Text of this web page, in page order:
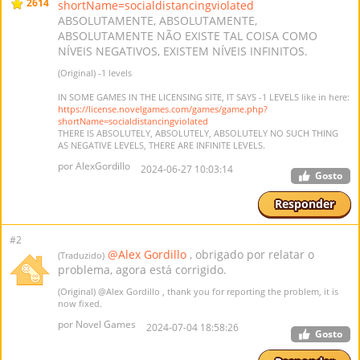
2614
shortName=socialdistancingviolated
ABSOLUTAMENTE, ABSOLUTAMENTE,
ABSOLUTAMENTE NÃO EXISTE TAL COISA COMO
NÍVEIS NEGATIVOS, EXISTEM NÍVEIS INFINITOS.
(Original) -1 levels
IN SOME GAMES IN THE LICENSING SITE, IT SAYS -1 LEVELS like in here:
https://license.novelgames.com/games/game.php?
shortName=socialdistancingviolated
THERE IS ABSOLUTELY, ABSOLUTELY, ABSOLUTELY NO SUCH THING
AS NEGATIVE LEVELS, THERE ARE INFINITE LEVELS.
por AlexGordillo 2024-06-27 10:03:14 Gosto
Responder
#2
(Traduzido) @Alex Gordillo , obrigado por relatar o
problema, agora está corrigido.
(Original) @Alex Gordillo , thank you for reporting the problem, it is
now fixed.
por Novel Games 2024-07-04 18:58:26 Gosto